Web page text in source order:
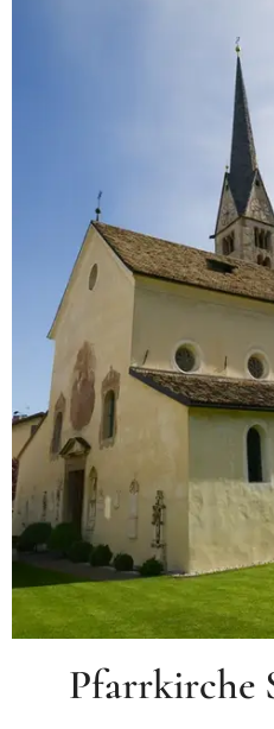
Pfarrkirche